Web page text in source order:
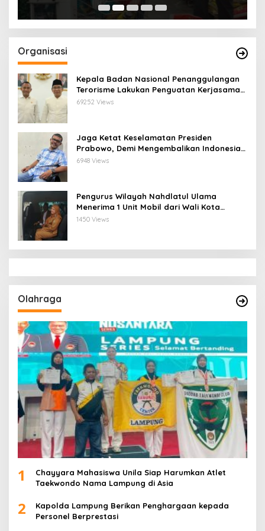
Organisasi
Kepala Badan Nasional Penanggulangan
Terorisme Lakukan Penguatan Kerjasama
Ketua Pengurus Besar Nahdlatul Ulama
69252 Views
Jaga Ketat Keselamatan Presiden
Prabowo, Demi Mengembalikan Indonesia
Menjadi Macan Asia
6948 Views
Pengurus Wilayah Nahdlatul Ulama
Menerima 1 Unit Mobil dari Wali Kota
Bandar Lampung
1450 Views
Olahraga
1
Chayyara Mahasiswa Unila Siap Harumkan Atlet
Taekwondo Nama Lampung di Asia
2
Kapolda Lampung Berikan Penghargaan kepada
Personel Berprestasi